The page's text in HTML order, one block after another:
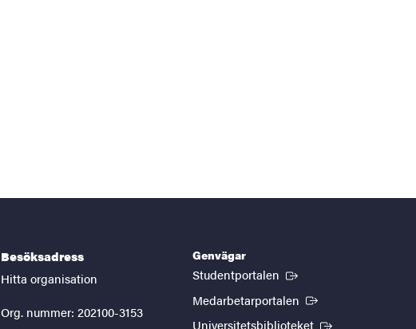
Besöksadress
Hitta organisation
Org. nummer: 202100-3153
Genvägar
Studentportalen (Extern länk)
Medarbetarportalen (Extern länk)
Universitetsbiblioteket (Extern länk)